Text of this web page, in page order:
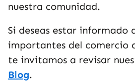
nuestra comunidad.
Si deseas estar informado
importantes del comercio
te invitamos a revisar
Blog.